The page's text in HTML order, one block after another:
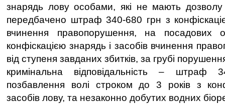
знарядь лову особами, які не мають
передбачено штраф 340-680 грн з
вчинення правопорушення, на посадових
конфіскацією знарядь і засобів вчинення
від ступеня завданих збитків, за грубі
кримінальна відповідальність – штраф
позбавлення волі строком до 3 років з
засобів лову, та незаконно добутих водних